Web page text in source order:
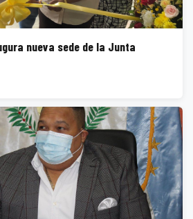
nueva sede de la Junta